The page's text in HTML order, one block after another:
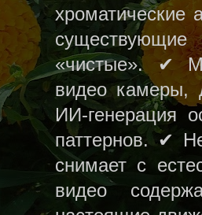
хроматические
«чистые». ✔
видео камеры,
ИИ‑генерация
паттернов. ✔
снимает с
видео